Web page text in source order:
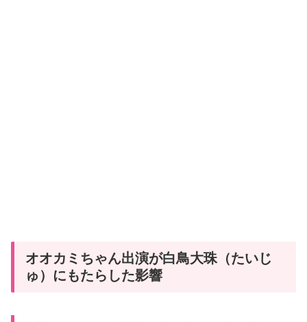
オオカミちゃん出演が白鳥大珠（たいじ
ゅ）にもたらした影響